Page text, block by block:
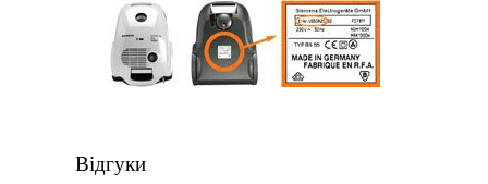
Відгуки